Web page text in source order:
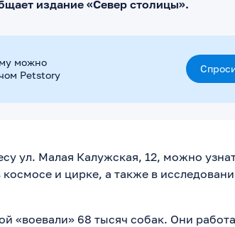
издание «Север столицы».
можно
Petstory
ул. Малая Калужская, 12, можно
и цирке, а также в
«воевали» 68 тысяч собак. Они